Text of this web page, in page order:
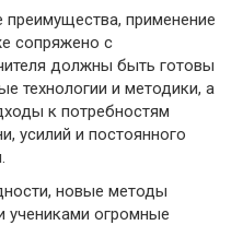
применение
сопряжено с
должны быть готовы
технологии и методики, а
к потребностям
усилий и постоянного
новые методы
учениками огромные